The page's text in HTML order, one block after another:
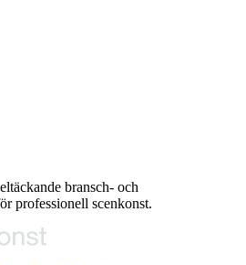
bransch- och
professionell scenkonst.